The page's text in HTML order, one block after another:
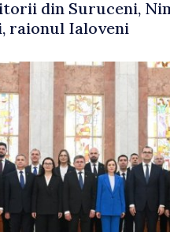
din Suruceni,
raionul Ialoveni